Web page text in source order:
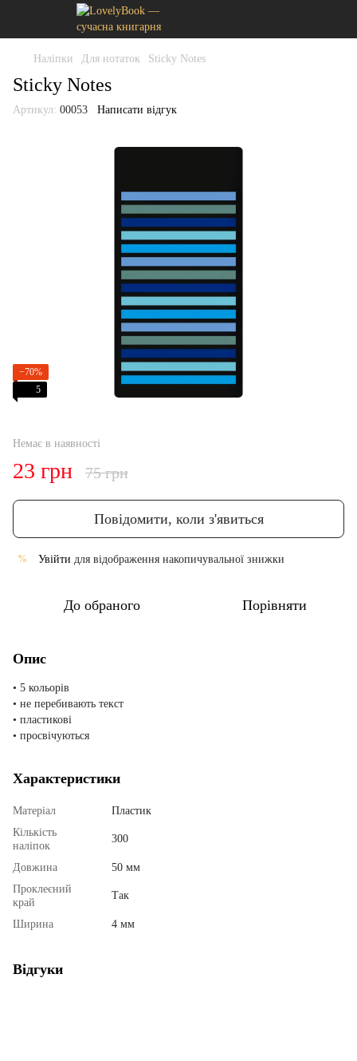
Наліпки Для нотаток Sticky Notes
Sticky Notes
Артикул: 00053 Написати відгук
−70%
5
Немає в наявності
23 грн 75 грн
Повідомити, коли з'явиться
% Увійти для відображення накопичувальної знижки
До обраного Порівняти
Опис
• 5 кольорів
• не перебивають текст
• пластикові
• просвічуються
Характеристики
Матеріал
Пластик
Кількість
наліпок
300
Довжина
50 мм
Проклеєний
край
Так
Ширина 4 мм
Відгуки